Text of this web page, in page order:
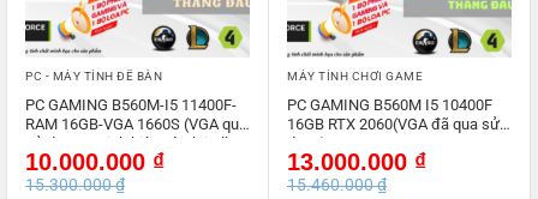
PC - MÁY TÍNH ĐỂ BÀN
PC GAMING B560M-I5 11400F-
RAM 16GB-VGA 1660S (VGA qua
sử dụng – Linh kiện còn lại All
NEW )
15.300.000₫
Giá
gốc
là:
10.000.000 ₫
Giá
hiện
tại
MÁY TÍNH CHƠI GAME
PC GAMING B560M I5 10400F
16GB RTX 2060(VGA đã qua sử
dụng)
15.460.000₫
Giá
gốc
là:
13.000.000 ₫
Giá
hiện
tại